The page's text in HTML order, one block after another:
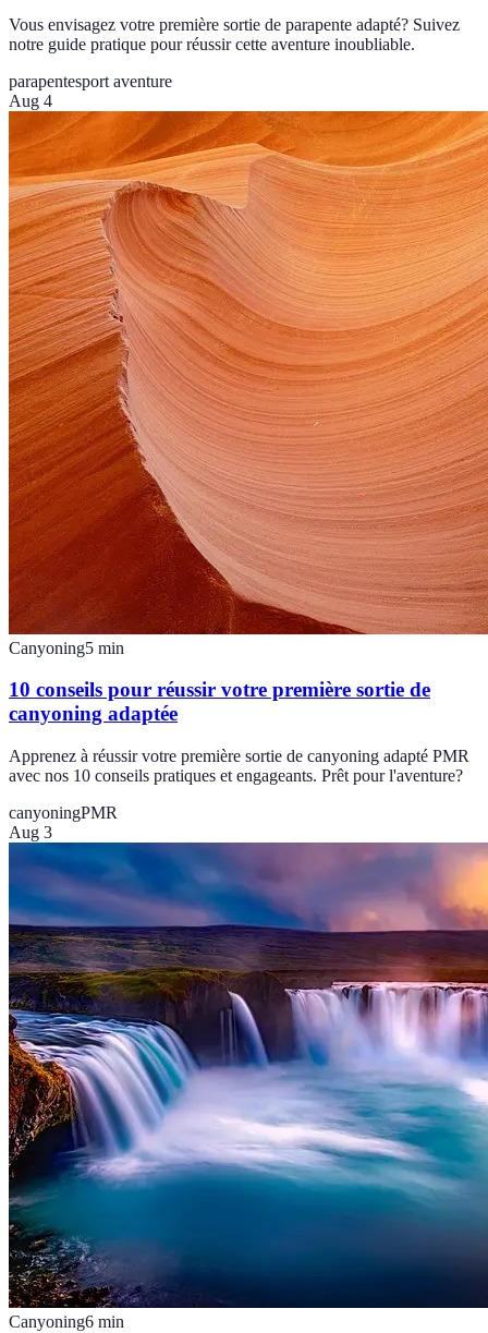
Vous envisagez votre première sortie de parapente adapté? Suivez
notre guide pratique pour réussir cette aventure inoubliable.
parapentesport aventure
Aug 4
Canyoning5 min
10 conseils pour réussir votre première sortie de
canyoning adaptée
Apprenez à réussir votre première sortie de canyoning adapté PMR
avec nos 10 conseils pratiques et engageants. Prêt pour l'aventure?
canyoningPMR
Aug 3
Canyoning6 min